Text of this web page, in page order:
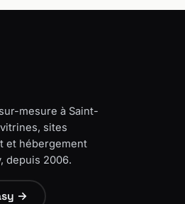
mesure à Saint-
sites
et hébergement
depuis 2006.
→